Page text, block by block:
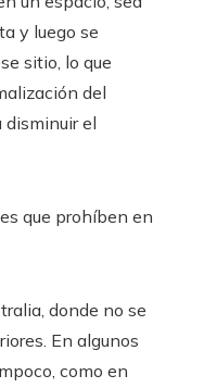
y luego se
sitio, lo que
del
disminuir el
que prohíben en
donde no se
En algunos
como en